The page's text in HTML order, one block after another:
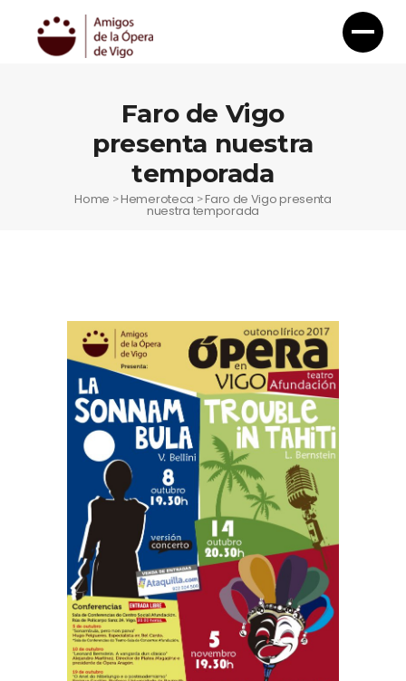
Faro de Vigo
presenta nuestra
temporada
Home >Hemeroteca >Faro de Vigo presenta
nuestra temporada